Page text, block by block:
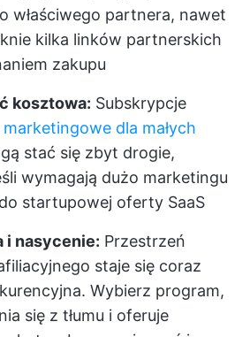
właściwego partnera, nawet
kilka linków partnerskich
zakupu
kosztowa: Subskrypcje
dla małych
stać się zbyt drogie,
wymagają dużo marketingu
startupowej oferty SaaS
i nasycenie: Przestrzeń
staje się coraz
Wybierz program,
się z tłumu i oferuje